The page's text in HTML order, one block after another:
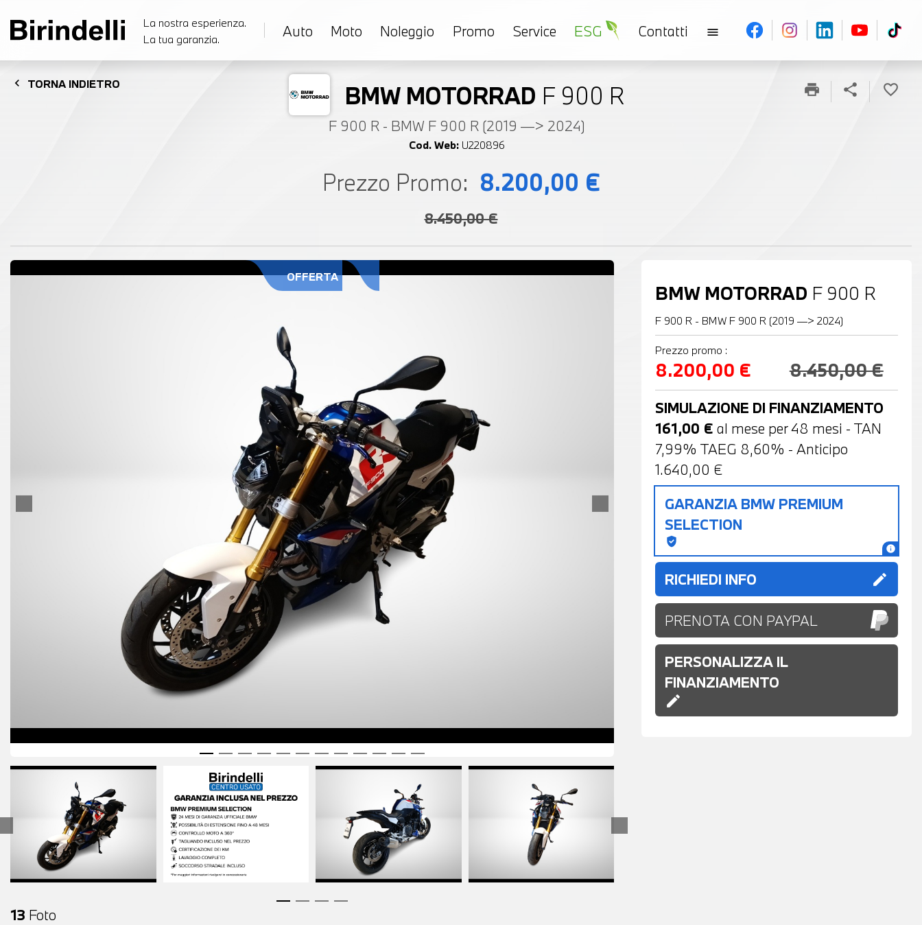
La nostra esperienza.
La tua garanzia.
Auto Moto Noleggio Promo Service ESG Contatti menu
chevron_left TORNA INDIETRO BMW MOTORRAD F 900 R
F 900 R - BMW F 900 R (2019 —> 2024)
Cod. Web: U220896
print share favorite_border
Prezzo Promo: 8.200,00 €
8.450,00 €
OFFERTA
13 Foto
BMW MOTORRAD F 900 R
F 900 R - BMW F 900 R (2019 —> 2024)
Prezzo promo :
8.200,00 € 8.450,00 €
SIMULAZIONE DI FINANZIAMENTO
161,00 € al mese per48 mesi - TAN
7,99% TAEG 8,60% - Anticipo
1.640,00 €
GARANZIA BMW PREMIUM
SELECTION
gpp_good info
RICHIEDI INFO edit
PRENOTA CON PAYPAL
PERSONALIZZA IL
FINANZIAMENTO
edit